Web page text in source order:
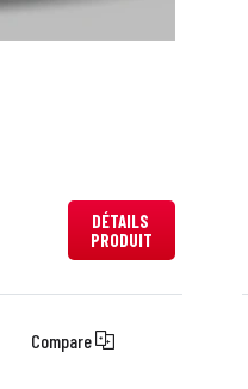
DÉTAILS
PRODUIT
Compare